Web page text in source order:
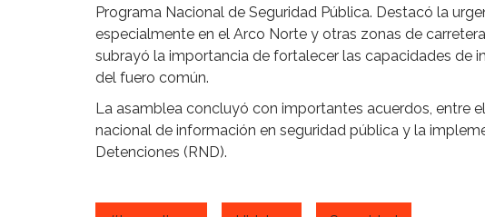
Programa Nacional de Seguridad Pública. Destacó la
especialmente en el Arco Norte y otras zonas de
subrayó la importancia de fortalecer las capacidades de
del fuero común.
La asamblea concluyó con importantes acuerdos, entre
nacional de información en seguridad pública y la
Detenciones (RND).